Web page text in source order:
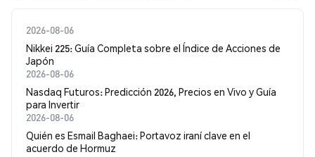
2026-08-06
Nikkei 225: Guía Completa sobre el Índice de Acciones de
Japón
2026-08-06
Nasdaq Futuros: Predicción 2026, Precios en Vivo y Guía
para Invertir
2026-08-06
Quién es Esmail Baghaei: Portavoz iraní clave en el
acuerdo de Hormuz